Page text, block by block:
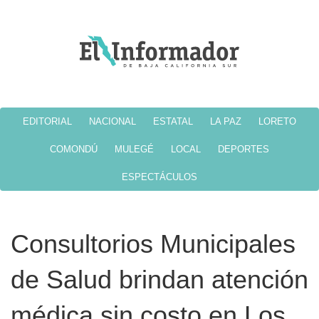
EDITORIAL NACIONAL ESTATAL LA PAZ LORETO
COMONDÚ MULEGÉ LOCAL DEPORTES
ESPECTÁCULOS
Consultorios Municipales
de Salud brindan atención